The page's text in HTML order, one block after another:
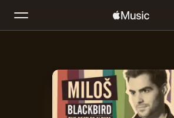
新着おすすめ